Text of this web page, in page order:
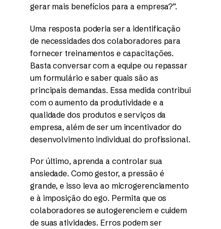
gerar mais benefícios para a empresa?”.
Uma resposta poderia ser a identificação
de necessidades dos colaboradores para
fornecer treinamentos e capacitações.
Basta conversar com a equipe ou repassar
um formulário e saber quais são as
principais demandas. Essa medida contribui
com o aumento da produtividade e a
qualidade dos produtos e serviços da
empresa, além de ser um incentivador do
desenvolvimento individual do profissional.
Por último, aprenda a controlar sua
ansiedade. Como gestor, a pressão é
grande, e isso leva ao microgerenciamento
e à imposição do ego. Permita que os
colaboradores se autogerenciem e cuidem
de suas atividades. Erros podem ser